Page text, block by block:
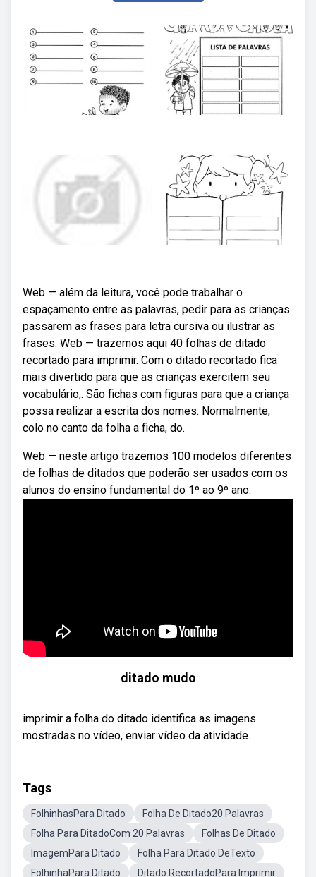
Web — além da leitura, você pode trabalhar o
espaçamento entre as palavras, pedir para as crianças
passarem as frases para letra cursiva ou ilustrar as
frases. Web — trazemos aqui 40 folhas de ditado
recortado para imprimir. Com o ditado recortado fica
mais divertido para que as crianças exercitem seu
vocabulário,. São fichas com figuras para que a criança
possa realizar a escrita dos nomes. Normalmente,
colo no canto da folha a ficha, do.
Web — neste artigo trazemos 100 modelos diferentes
de folhas de ditados que poderão ser usados com os
alunos do ensino fundamental do 1º ao 9º ano.
ditado mudo
imprimir a folha do ditado identifica as imagens
mostradas no vídeo, enviar vídeo da atividade.
Tags
FolhinhasPara Ditado
Folha De Ditado20 Palavras
Folha Para DitadoCom 20 Palavras
Folhas De Ditado
ImagemPara Ditado
Folha Para Ditado DeTexto
FolhinhaPara Ditado
Ditado RecortadoPara Imprimir